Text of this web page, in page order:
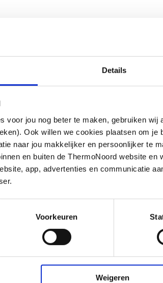
Details
voor jou nog beter te maken, gebruiken
Ook willen we cookies plaatsen om je
naar jou makkelijker en persoonlijker te
en buiten de ThermoNoord website
app, advertenties en communicatie
Voorkeuren
Weigeren